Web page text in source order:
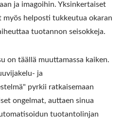
ja imagoihin. Yksinkertaiset
helposti tukkeutua okaran
tuotannon seisokkeja.
on täällä muuttamassa kaiken.
ja
pyrkii ratkaisemaan
ongelmat, auttaen sinua
tuotantolinjan